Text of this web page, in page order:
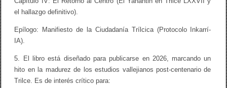
el hallazgo definitivo).
Epílogo: Manifiesto de la Ciudadanía Trílcica (Protocolo Inkarrí-
IA).
5. El libro está diseñado para publicarse en 2026, marcando un
hito en la madurez de los estudios vallejianos post-centenario de
Trilce. Es de interés crítico para: